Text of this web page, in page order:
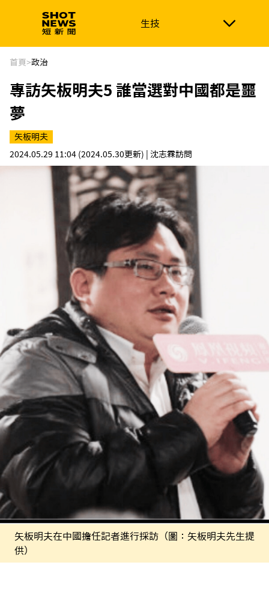
生技
生技 政治
新南向 體育
首頁>政治
專訪矢板明夫5 誰當選對中國都是噩
夢
矢板明夫
2024.05.29 11:04 (2024.05.30更新) | 沈志霖訪問
矢板明夫在中國擔任記者進行採訪（圖：矢板明夫先生提
供）